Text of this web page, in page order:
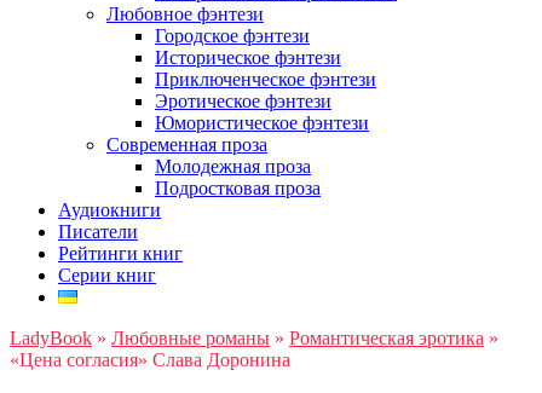
Любовное фэнтези
Городское фэнтези
Историческое фэнтези
Приключенческое фэнтези
Эротическое фэнтези
Юмористическое фэнтези
Современная проза
Молодежная проза
Подростковая проза
Аудиокниги
Писатели
Рейтинги книг
Серии книг
LadyBook » Любовные романы » Романтическая эротика »
«Цена согласия» Слава Доронина